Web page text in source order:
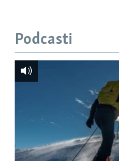
Podcasti